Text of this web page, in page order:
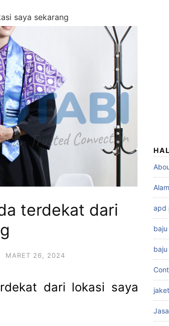
saya sekarang
terdekat dari
MARET 26, 2024
dari lokasi saya
apd
jaket